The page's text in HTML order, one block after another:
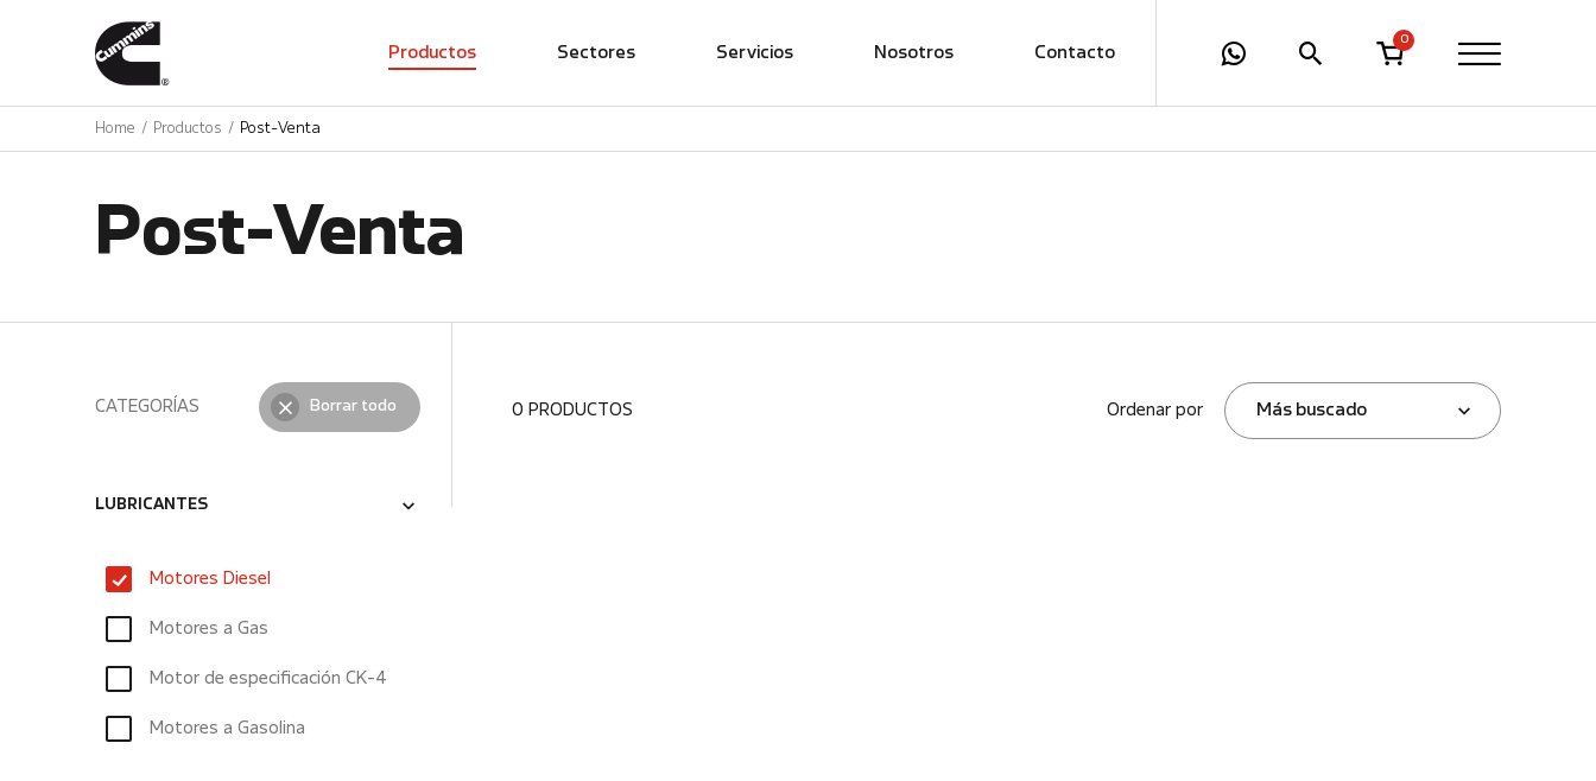
Productos Sectores Servicios Nosotros Contacto
0
Home Productos Post-Venta
Post-Venta
CATEGORÍAS Borrar todo
LUBRICANTES
Motores Diesel
Motores a Gas
Motor de especificación CK-4
Motores a Gasolina
0 PRODUCTOS Ordenar por Más buscado